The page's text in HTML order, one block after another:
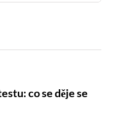
co se děje se